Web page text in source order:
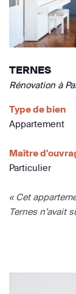
TERNES
Rénovation à
Type de bien
Appartement
Maître
Particulier
« Cet
Ternes n’avait